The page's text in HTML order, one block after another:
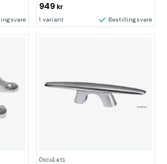
949 kr
1 variant Bestillingsvare
Osculati